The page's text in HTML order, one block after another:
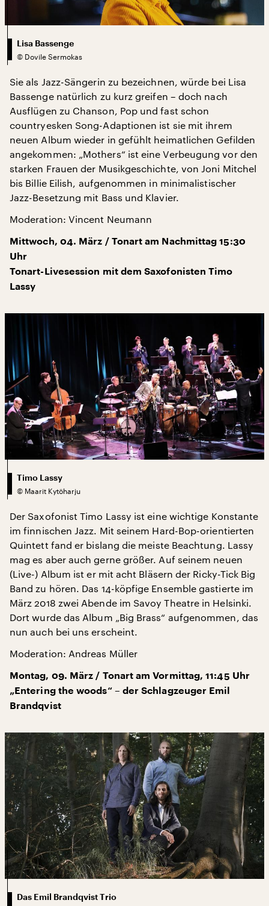
Lisa Bassenge
© Dovile Sermokas
Sie als Jazz-Sängerin zu bezeichnen, würde bei Lisa
Bassenge natürlich zu kurz greifen – doch nach
Ausflügen zu Chanson, Pop und fast schon
countryesken Song-Adaptionen ist sie mit ihrem
neuen Album wieder in gefühlt heimatlichen Gefilden
angekommen: „Mothers“ ist eine Verbeugung vor den
starken Frauen der Musikgeschichte, von Joni Mitchel
bis Billie Eilish, aufgenommen in minimalistischer
Jazz-Besetzung mit Bass und Klavier.
Moderation: Vincent Neumann
Mittwoch, 04. März / Tonart am Nachmittag 15:30
Uhr
Tonart-Livesession mit dem Saxofonisten Timo
Lassy
Timo Lassy
© Maarit Kytöharju
Der Saxofonist Timo Lassy ist eine wichtige Konstante
im finnischen Jazz. Mit seinem Hard-Bop-orientierten
Quintett fand er bislang die meiste Beachtung. Lassy
mag es aber auch gerne größer. Auf seinem neuen
(Live-) Album ist er mit acht Bläsern der Ricky-Tick Big
Band zu hören. Das 14-köpfige Ensemble gastierte im
März 2018 zwei Abende im Savoy Theatre in Helsinki.
Dort wurde das Album „Big Brass“ aufgenommen, das
nun auch bei uns erscheint.
Moderation: Andreas Müller
Montag, 09. März / Tonart am Vormittag, 11:45 Uhr
„Entering the woods“ – der Schlagzeuger Emil
Brandqvist
Das Emil Brandqvist Trio